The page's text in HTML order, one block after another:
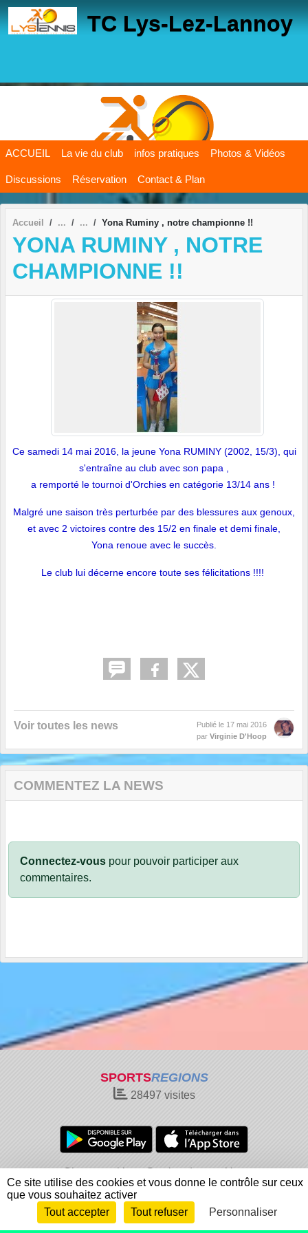
TC Lys-Lez-Lannoy
ACCUEIL La vie du club infos pratiques Photos & Vidéos
Discussions Réservation Contact & Plan
Accueil Yona Ruminy , notre championne !!
YONA RUMINY , NOTRE
CHAMPIONNE !!
Ce samedi 14 mai 2016, la jeune Yona RUMINY (2002, 15/3), qui
s'entraîne au club avec son papa ,
a remporté le tournoi d'Orchies en catégorie 13/14 ans !
Malgré une saison très perturbée par des blessures aux genoux,
et avec 2 victoires contre des 15/2 en finale et demi finale,
Yona renoue avec le succès.
Le club lui décerne encore toute ses félicitations !!!!
Voir toutes les news Publié le 17 mai 2016
par Virginie D'Hoop
COMMENTEZ LA NEWS
Connectez-vous pour pouvoir participer aux
commentaires.
SPORTSREGIONS
28497 visites
Charte cookies
Gestion des cookies
Informations légales
Signaler un contenu inapproprié
Envie de participer ? Connexion
Panneau de gestion des cookies
Ce site utilise des cookies et vous donne le contrôle sur ceux
que vous souhaitez activer
Tout accepter
Tout refuser Personnaliser